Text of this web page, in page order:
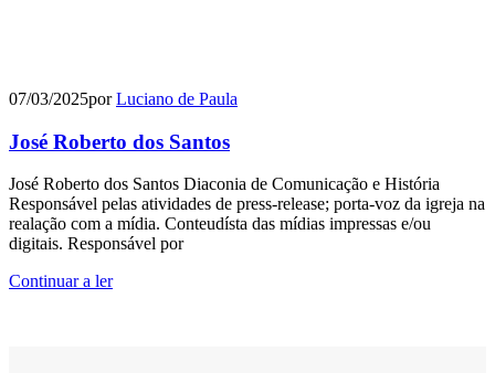
07/03/2025porLuciano de Paula
José Roberto dos Santos
José Roberto dos Santos Diaconia de Comunicação e História
Responsável pelas atividades de press-release; porta-voz da igreja na
realação com a mídia. Conteudísta das mídias impressas e/ou
digitais. Responsável por
Continuar a ler